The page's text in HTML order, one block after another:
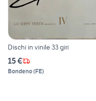
Dischi in vinile 33 giri
15 €
Bondeno(FE)